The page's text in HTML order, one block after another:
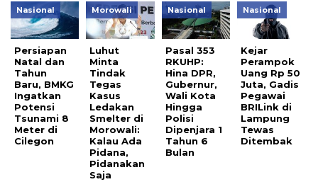
Nasional
Persiapan
Natal dan
Tahun
Baru, BMKG
Ingatkan
Potensi
Tsunami 8
Meter di
Cilegon
Morowali
Luhut
Minta
Tindak
Tegas
Kasus
Ledakan
Smelter di
Morowali:
Kalau Ada
Pidana,
Pidanakan
Saja
Nasional
Pasal 353
RKUHP:
Hina DPR,
Gubernur,
Wali Kota
Hingga
Polisi
Dipenjara 1
Tahun 6
Bulan
Nasional
Kejar
Perampok
Uang Rp 50
Juta, Gadis
Pegawai
BRILink di
Lampung
Tewas
Ditembak